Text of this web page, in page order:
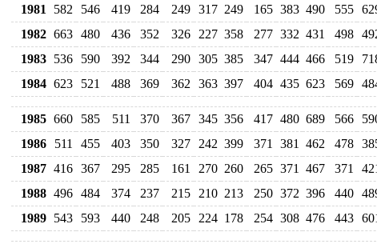
1981
582 546 419 284 249 317 249 165 383 490 555
1982 663 480 436 352 326 227 358 277 332 431 498
1983 536 590 392 344 290 305 385 347 444 466 519
1984 623 521 488 369 362 363 397 404 435 623 569
1985 660 585 511 370 367 345 356 417 480 689 566
1986
511 455 403 350 327 242 399 371 381 462 478
1987 416 367 295 285 161 270 260 265 371 467 371
1988 496 484 374 237 215 210 213 250 372 396 440
1989 543 593 440 248 205 224 178 254 308 476 443